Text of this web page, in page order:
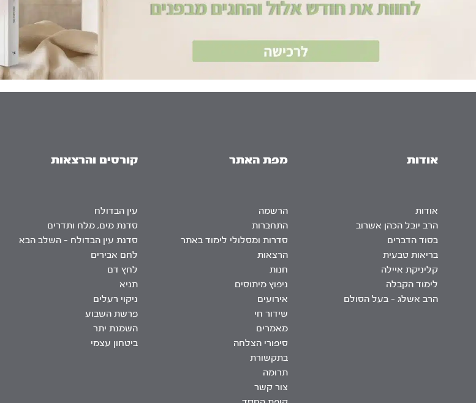
אודות
אודות
הרב יובל הכהן אשרוב
בסוד הדברים
בריאות טבעית
קליניקת איילה
לימוד הקבלה
הרב אשלג – בעל הסולם
מפת האתר
הרשמה
התחברות
סדרות ומסלולי לימוד באתר
הרצאות
חנות
ניפוץ מיתוסים
אירועים
שידור חי
מאמרים
סיפורי הצלחה
בתקשורת
תרומה
צור קשר
קורסים והרצאות
עין הבדולח
סדנת מים, מלח ותדרים
סדנת עין הבדולח – השלב הבא
לחם אבירים
לחץ דם
תניא
ניקוי רעלים
פרשת השבוע
השמנת יתר
ביטחון עצמי